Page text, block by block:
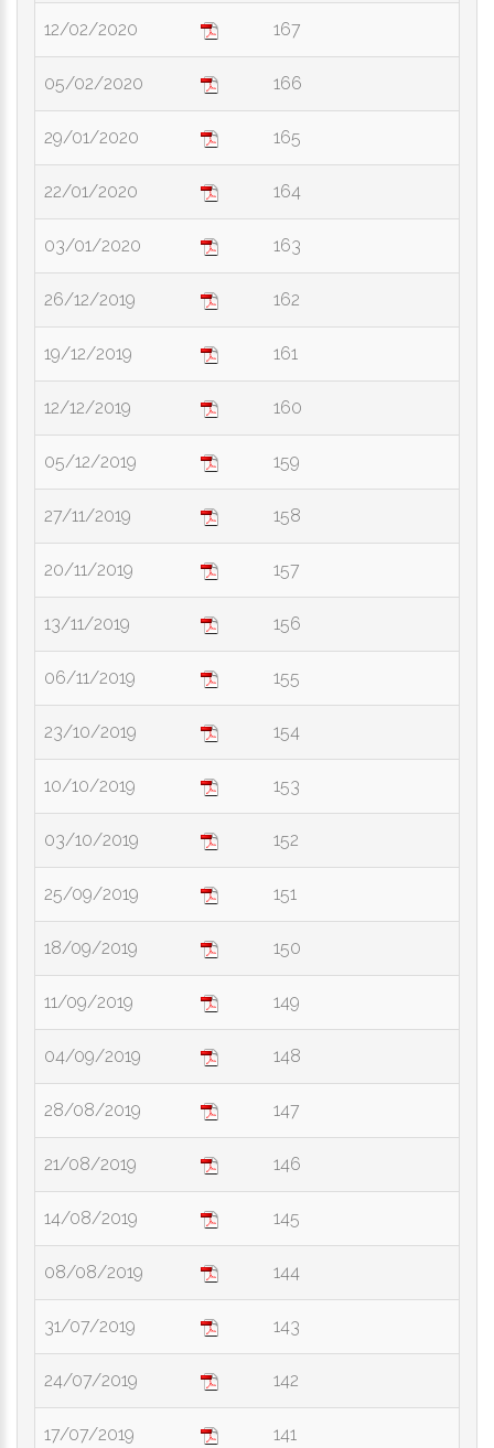
12/02/2020 167
05/02/2020 166
29/01/2020 165
22/01/2020 164
03/01/2020 163
26/12/2019 162
19/12/2019 161
12/12/2019 160
05/12/2019 159
27/11/2019 158
20/11/2019 157
13/11/2019 156
06/11/2019 155
23/10/2019 154
10/10/2019 153
03/10/2019 152
25/09/2019 151
18/09/2019 150
11/09/2019 149
04/09/2019 148
28/08/2019 147
21/08/2019 146
14/08/2019 145
08/08/2019 144
31/07/2019 143
24/07/2019 142
17/07/2019 141